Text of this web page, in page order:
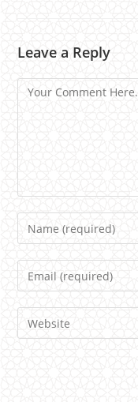
Leave a Reply
Comment
Name
Email
Website